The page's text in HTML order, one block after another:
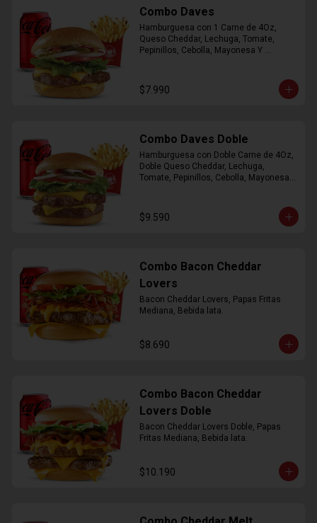
Combo Daves
Hamburguesa con 1 Carne de 4Oz,
Queso Cheddar, Lechuga, Tomate,
Pepinillos, Cebolla, Mayonesa Y
$7.990
Combo Daves Doble
Hamburguesa con Doble Carne de 4Oz,
Doble Queso Cheddar, Lechuga,
Tomate, Pepinillos, Cebolla, Mayonesa y
$9.590
Combo Bacon Cheddar
Lovers
Bacon Cheddar Lovers, Papas Fritas
Mediana, Bebida lata.
$8.690
Combo Bacon Cheddar
Lovers Doble
Bacon Cheddar Lovers Doble, Papas
Fritas Mediana, Bebida lata.
$10.190